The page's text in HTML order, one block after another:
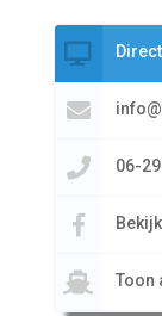
06-
Toon